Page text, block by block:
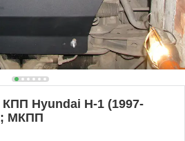
КПП Hyundai H-1 (1997-
МКПП